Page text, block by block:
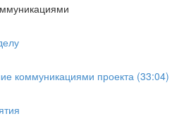
коммуникациями проекта (33:04)